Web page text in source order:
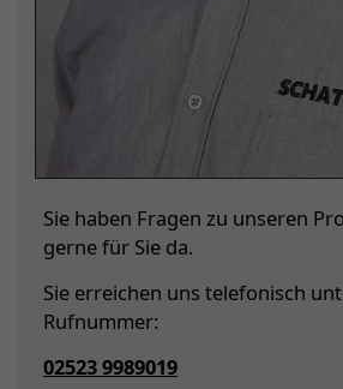
Sie haben Fragen zu unseren
gerne für Sie da.
Sie erreichen uns telefonisch
Rufnummer:
02523 9989019